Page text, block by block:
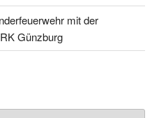
mit der
Günzburg